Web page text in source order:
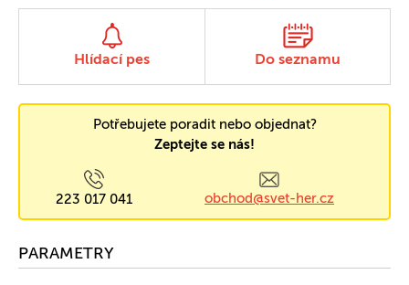
Hlídací pes Do seznamu
Potřebujete poradit nebo objednat?
Zeptejte se nás!
223 017 041 obchod@svet-her.cz
PARAMETRY